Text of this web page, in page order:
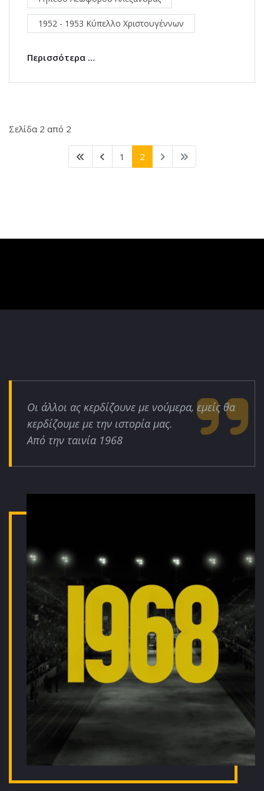
1952 - 1953 Κύπελλο Χριστουγέννων
Περισσότερα …
Σελίδα 2 από 2
1 2
Οι άλλοι ας κερδίζουνε με νούμερα, εμείς θα
κερδίζουμε με την ιστορία μας.
Από την ταινία 1968